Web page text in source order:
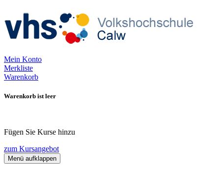
Mein Konto
Merkliste
Warenkorb
Warenkorb ist leer
Fügen Sie Kurse hinzu
zum Kursangebot
Menü aufklappen